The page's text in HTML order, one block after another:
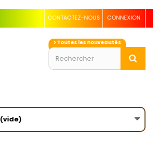
CONNEXION
CONTACTEZ-NOUS
> Toutes les nouveautés
(vide)